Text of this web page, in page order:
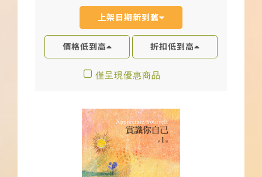
上架日期新到舊
價格低到高 折扣低到高
僅呈現優惠商品